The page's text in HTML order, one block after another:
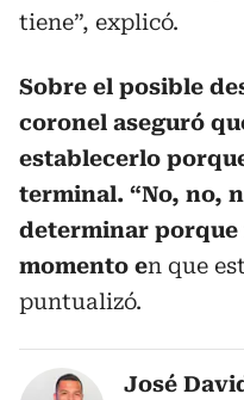
tiene”, explicó.
Sobre el posible
coronel aseguró
establecerlo
terminal. “No, no,
determinar porque
momento en que
puntualizó.
José